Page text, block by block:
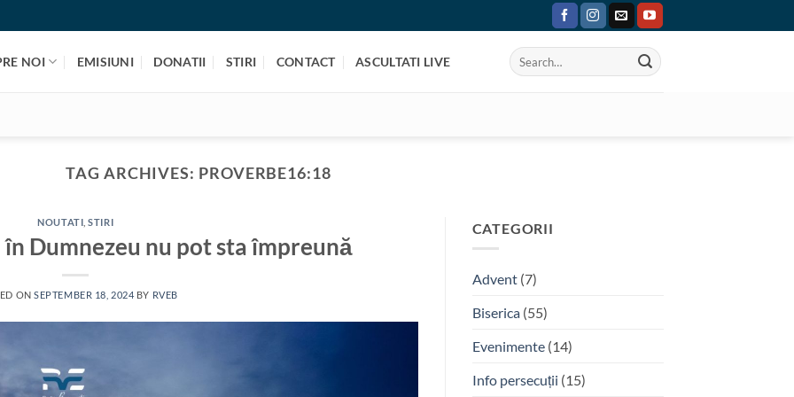
NOI EMISIUNI DONATII STIRI CONTACT ASCULTATI LIVE
TAG ARCHIVES: PROVERBE16:18
NOUTATI ,STIRI
Dumnezeu nu pot sta împreună
ONSEPTEMBER 18, 2024 BY RVEB
CATEGORII
Advent(7)
Biserica(55)
Evenimente(14)
Info persecuții (15)